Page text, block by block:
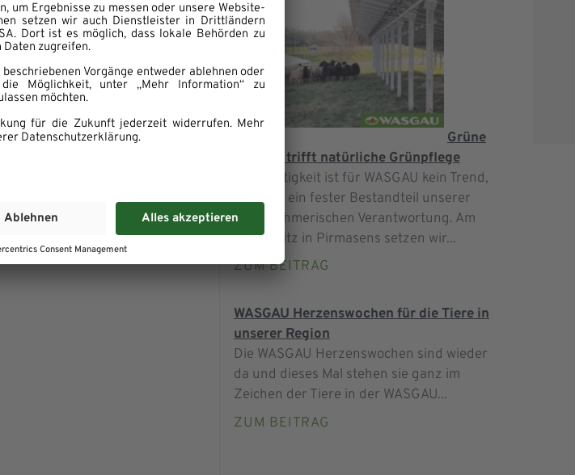
Grüne
Energie trifft natürliche Grünpflege
Nachhaltigkeit ist für WASGAU kein Trend,
sondern ein fester Bestandteil unserer
unternehmerischen Verantwortung. Am
Firmensitz in Pirmasens setzen wir...
ZUM BEITRAG
WASGAU Herzenswochen für die Tiere in
unserer Region
Die WASGAU Herzenswochen sind wieder
da und dieses Mal stehen sie ganz im
Zeichen der Tiere in der WASGAU...
ZUM BEITRAG